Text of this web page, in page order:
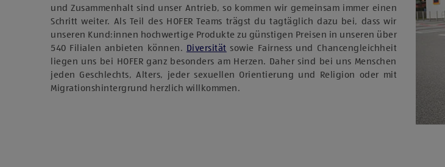
und Zusammenhalt sind unser Antrieb, so kommen wir gemeinsam immer einen
Schritt weiter. Als Teil des HOFER Teams trägst du tagtäglich dazu bei, dass wir
unseren Kund:innen hochwertige Produkte zu günstigen Preisen in unseren über
540 Filialen anbieten können. Diversität sowie Fairness und Chancengleichheit
liegen uns bei HOFER ganz besonders am Herzen. Daher sind bei uns Menschen
jeden Geschlechts, Alters, jeder sexuellen Orientierung und Religion oder mit
Migrationshintergrund herzlich willkommen.